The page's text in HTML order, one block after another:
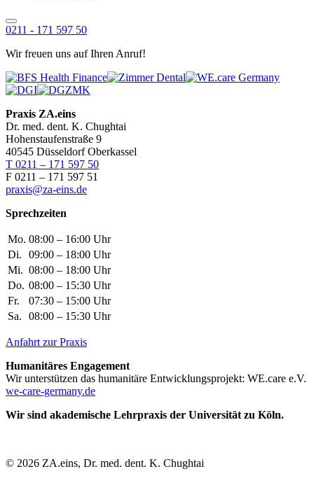
0211 - 171 597 50
Wir freuen uns auf Ihren Anruf!
Praxis ZA.eins
Dr. med. dent. K. Chughtai
Hohenstaufenstraße 9
40545 Düsseldorf Oberkassel
T 0211 – 171 597 50
F 0211 – 171 597 51
praxis@za-eins.de
Sprechzeiten
Mo. 08:00 – 16:00 Uhr
Di.
09:00 – 18:00 Uhr
Mi. 08:00 – 18:00 Uhr
Do. 08:00 – 15:30 Uhr
Fr.
07:30 – 15:00 Uhr
Sa.
08:00 – 15:30 Uhr
Anfahrt zur Praxis
Humanitäres Engagement
Wir unterstützen das humanitäre Entwicklungsprojekt: WE.care e.V.
we-care-germany.de
Wir sind akademische Lehrpraxis der Universität zu Köln.
© 2026 ZA.eins, Dr. med. dent. K. Chughtai